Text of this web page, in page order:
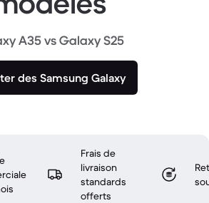
A35 vs Galaxy S25
des Samsung Galaxy
Frais de
livraison
standards
offerts